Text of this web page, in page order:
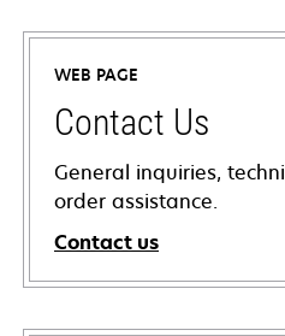
WEB PAGE
Contact Us
General inquiries,
order assistance.
Contact us